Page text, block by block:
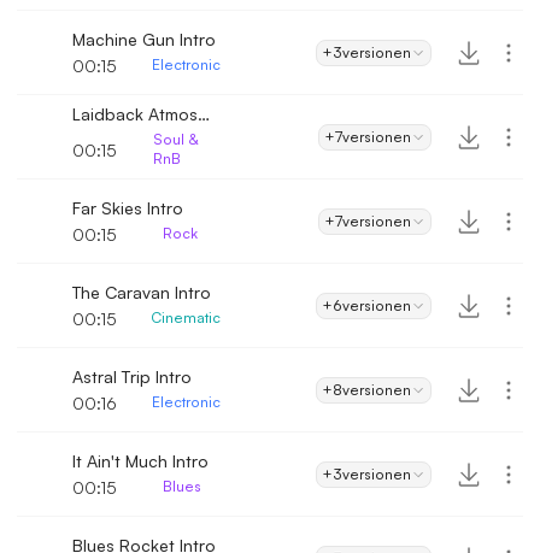
Machine Gun Intro
00:15
Electronic
+3versionen
Laidback Atmosphere Intro
00:15
Soul &
RnB
+7versionen
Far Skies Intro
00:15
Rock
+7versionen
The Caravan Intro
00:15
Cinematic
+6versionen
Astral Trip Intro
00:16
Electronic
+8versionen
It Ain't Much Intro
00:15
Blues
+3versionen
Blues Rocket Intro